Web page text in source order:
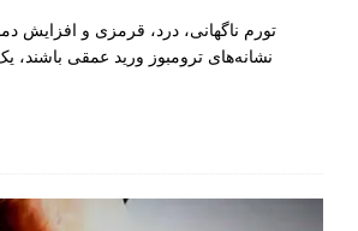
تورم ناگهانی، درد، قرمزی و افزایش
نشانه‌های ترومبوز ورید عمقی باشند،